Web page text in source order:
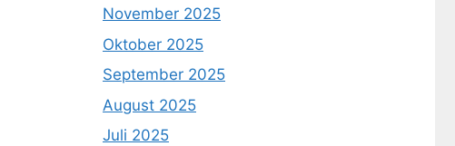
November 2025
Oktober 2025
September 2025
August 2025
Juli 2025